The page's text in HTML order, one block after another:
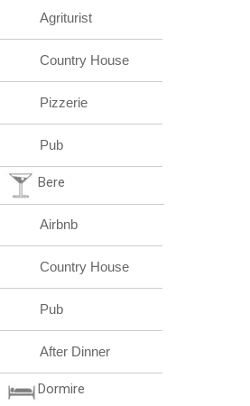
Agriturist
Country House
Pizzerie
Pub
Bere
Airbnb
Country House
Pub
After Dinner
Dormire